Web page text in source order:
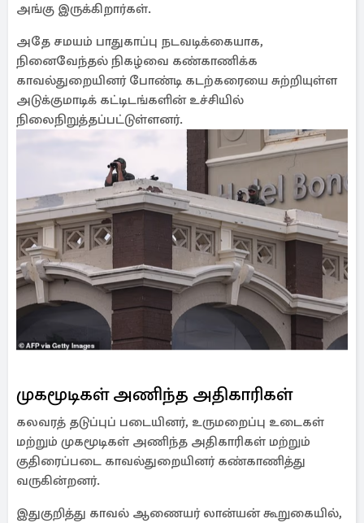
அங்கு இருக்கிறார்கள்.
அதே சமயம் பாதுகாப்பு நடவடிக்கையாக,
நினைவேந்தல் நிகழ்வை கண்காணிக்க
காவல்துறையினர் போண்டி கடற்கரையை சுற்றியுள்ள
அடுக்குமாடிக் கட்டிடங்களின் உச்சியில்
நிலைநிறுத்தப்பட்டுள்ளனர்.
முகமூடிகள் அணிந்த அதிகாரிகள்
கலவரத் தடுப்புப் படையினர், உருமறைப்பு உடைகள்
மற்றும் முகமூடிகள் அணிந்த அதிகாரிகள் மற்றும்
குதிரைப்படை காவல்துறையினர் கண்காணித்து
வருகின்றனர்.
இதுகுறித்து காவல் ஆணையர் லான்யன் கூறுகையில்,